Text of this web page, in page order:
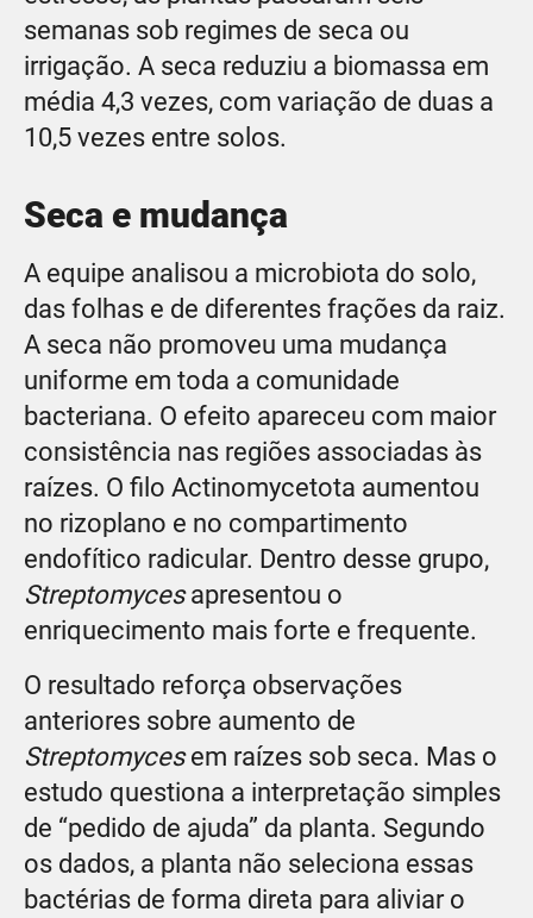
semanas sob regimes de seca ou
irrigação. A seca reduziu a biomassa em
média 4,3 vezes, com variação de duas a
10,5 vezes entre solos.
Seca e mudança
A equipe analisou a microbiota do solo,
das folhas e de diferentes frações da raiz.
A seca não promoveu uma mudança
uniforme em toda a comunidade
bacteriana. O efeito apareceu com maior
consistência nas regiões associadas às
raízes. O filo Actinomycetota aumentou
no rizoplano e no compartimento
endofítico radicular. Dentro desse grupo,
Streptomycesapresentou o
enriquecimento mais forte e frequente.
O resultado reforça observações
anteriores sobre aumento de
Streptomycesem raízes sob seca. Mas o
estudo questiona a interpretação simples
de “pedido de ajuda” da planta. Segundo
os dados, a planta não seleciona essas
bactérias de forma direta para aliviar o